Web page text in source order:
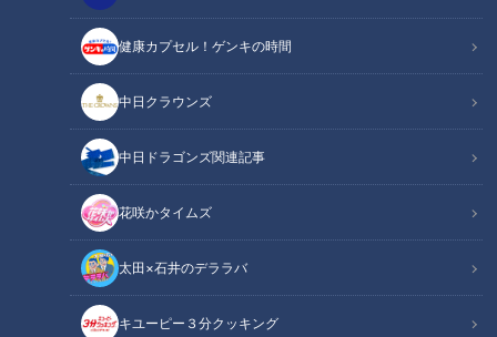
健康カプセル！ゲンキの時間
中日クラウンズ
中日ドラゴンズ関連記事
花咲かタイムズ
太田×石井のデララバ
キユーピー３分クッキング
記事に戻る